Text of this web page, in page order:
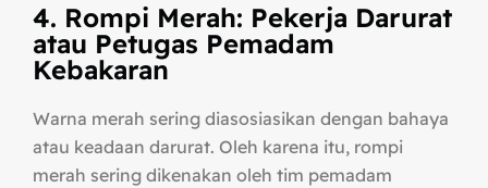
4. Rompi Merah: Pekerja Darurat
atau Petugas Pemadam
Kebakaran
Warna merah sering diasosiasikan dengan bahaya
atau keadaan darurat. Oleh karena itu, rompi
merah sering dikenakan oleh tim pemadam